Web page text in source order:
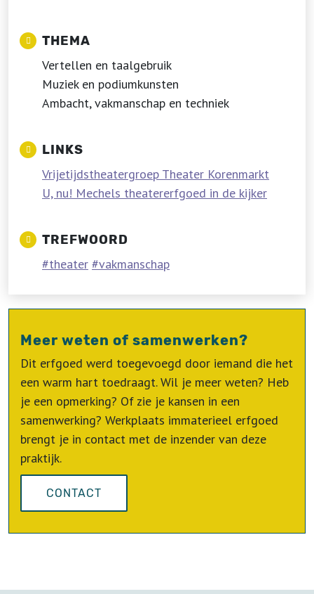
THEMA
Vertellen en taalgebruik
Muziek en podiumkunsten
Ambacht, vakmanschap en techniek
LINKS
Vrijetijdstheatergroep Theater Korenmarkt
U, nu! Mechels theatererfgoed in de kijker
TREFWOORD
theater vakmanschap
Meer weten of samenwerken?
Dit erfgoed werd toegevoegd door iemand die het
een warm hart toedraagt. Wil je meer weten? Heb
je een opmerking? Of zie je kansen in een
samenwerking? Werkplaats immaterieel erfgoed
brengt je in contact met de inzender van deze
praktijk.
CONTACT